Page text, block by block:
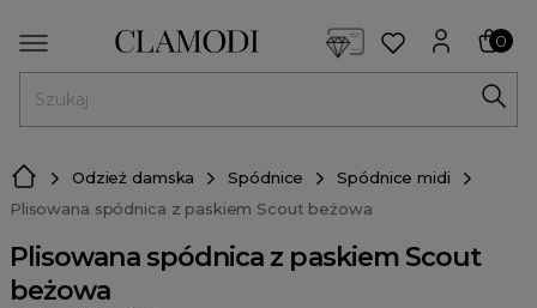
0
Odzież damska Spódnice
Spódnice midi
Plisowana spódnica z paskiem Scout beżowa
Plisowana spódnica z paskiem Scout
beżowa